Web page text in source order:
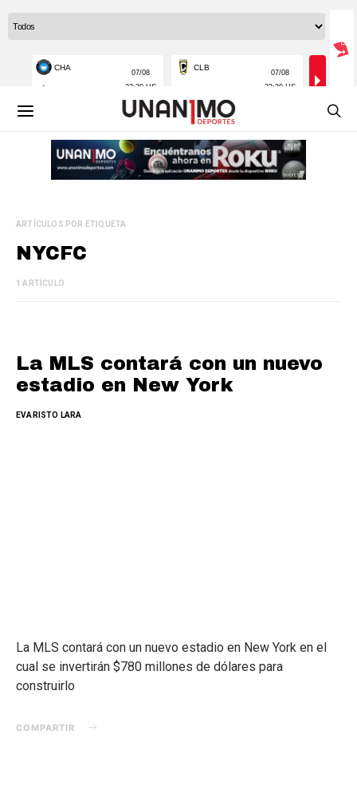
ARTÍCULOS POR ETIQUETA
NYCFC
1 ARTÍCULO
La MLS contará con un nuevo
estadio en New York
EVARISTO LARA
La MLS contará con un nuevo estadio en New York en el
cual se invertirán $780 millones de dólares para
construirlo
COMPARTIR